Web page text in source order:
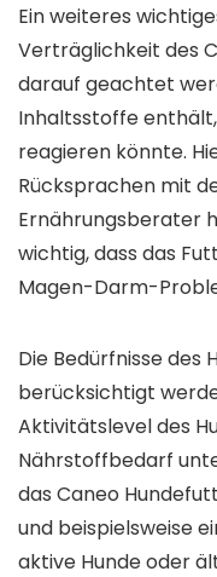
Ein weiteres
Verträglichkeit des
darauf geachtet
Inhaltsstoffe
reagieren könnte.
Rücksprachen mit
Ernährungsberater
wichtig, dass das
Magen-Darm-
Die Bedürfnisse des
berücksichtigt
Aktivitätslevel des
Nährstoffbedarf
das Caneo
und beispielsweise
aktive Hunde oder